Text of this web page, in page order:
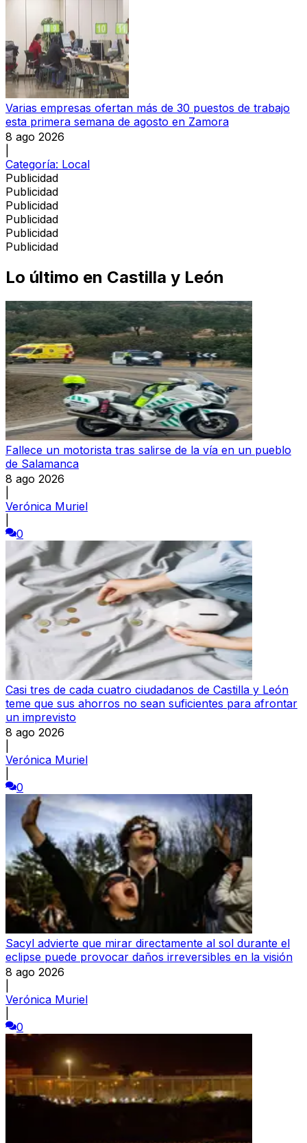
Varias empresas ofertan más de 30 puestos de trabajo
esta primera semana de agosto en Zamora
8 ago 2026
Categoría: Local
Publicidad
Publicidad
Publicidad
Publicidad
Publicidad
Publicidad
Lo último en Castilla y León
Fallece un motorista tras salirse de la vía en un pueblo
de Salamanca
8 ago 2026
Verónica Muriel
0
Casi tres de cada cuatro ciudadanos de Castilla y León
teme que sus ahorros no sean suficientes para afrontar
un imprevisto
8 ago 2026
Verónica Muriel
0
Sacyl advierte que mirar directamente al sol durante el
eclipse puede provocar daños irreversibles en la visión
8 ago 2026
Verónica Muriel
0